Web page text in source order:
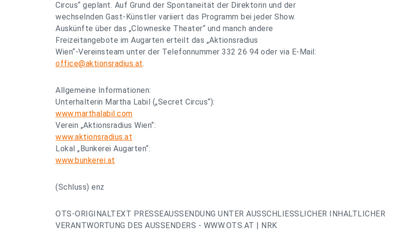
Circus“ geplant. Auf Grund der Spontaneität der Direktorin und der
wechselnden Gast-Künstler variiert das Programm bei jeder Show.
Auskünfte über das „Clowneske Theater“ und manch andere
Freizeitangebote im Augarten erteilt das „Aktionsradius
Wien“-Vereinsteam unter der Telefonnummer 332 26 94 oder via E-Mail:
office@aktionsradius.at.
Allgemeine Informationen:
Unterhalterin Martha Labil („Secret Circus“):
www.marthalabil.com
Verein „Aktionsradius Wien“:
www.aktionsradius.at
Lokal „Bunkerei Augarten“:
www.bunkerei.at
(Schluss) enz
OTS-ORIGINALTEXT PRESSEAUSSENDUNG UNTER AUSSCHLIESSLICHER INHALTLICHER
VERANTWORTUNG DES AUSSENDERS - WWW.OTS.AT | NRK